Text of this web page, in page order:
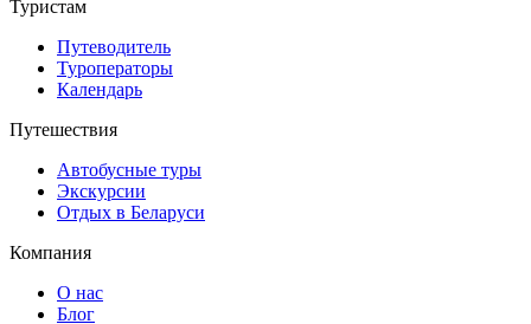
Туристам
Путеводитель
Туроператоры
Календарь
Путешествия
Автобусные туры
Экскурсии
Отдых в Беларуси
Компания
О нас
Блог